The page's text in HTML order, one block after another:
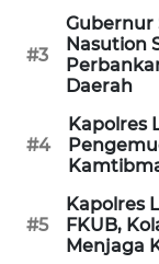
#3
Gubernur
Nasution
Daerah
#4
Kapolres
#5
Kapolres
FKUB,
Menjaga
WN
PURWAKARTA
WN
PRIANGAN
TIMUR
WN